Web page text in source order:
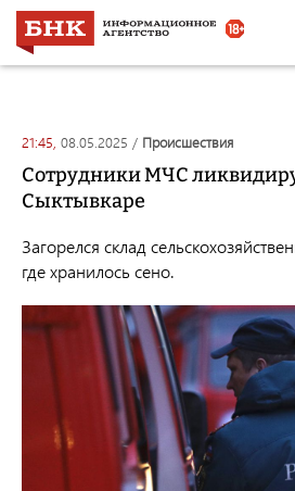
21:45, 08.05.2025 / происшествия
Сотрудники МЧС
Сыктывкаре
Загорелся склад
где хранилось сено.